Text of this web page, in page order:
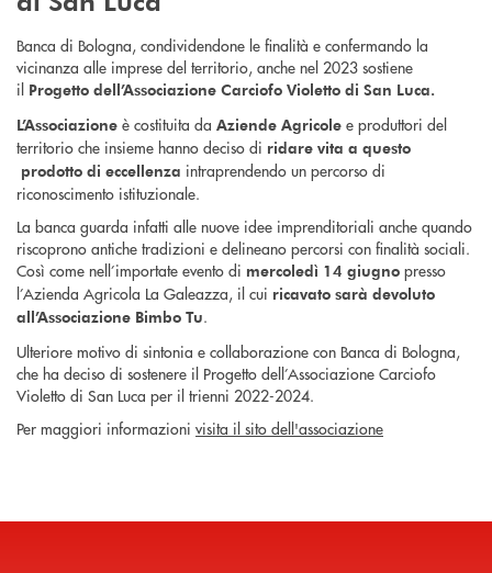
Banca di Bologna, condividendone le finalità e confermando la
vicinanza alle imprese del territorio, anche nel 2023 sostiene
il Progetto dell’Associazione Carciofo Violetto di San Luca.
L’Associazione è costituita da Aziende Agricole e produttori del
territorio che insieme hanno deciso di ridare vita a questo
prodotto di eccellenza intraprendendo un percorso di
riconoscimento istituzionale.
La banca guarda infatti alle nuove idee imprenditoriali anche quando
riscoprono antiche tradizioni e delineano percorsi con finalità sociali.
Così come nell’importate evento di mercoledì 14 giugno presso
l’Azienda Agricola La Galeazza, il cui ricavato sarà devoluto
all’Associazione Bimbo Tu.
Ulteriore motivo di sintonia e collaborazione con Banca di Bologna,
che ha deciso di sostenere il Progetto dell’Associazione Carciofo
Violetto di San Luca per il trienni 2022-2024.
Per maggiori informazioni visita il sito dell'associazione